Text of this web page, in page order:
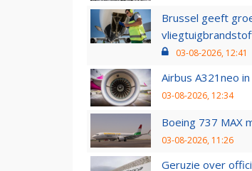
Brussel geeft
03-08-2026, 12:41
Airbus A321neo
03-08-2026, 12:34
Boeing 737 MAX
03-08-2026, 11:26
Geruzie over